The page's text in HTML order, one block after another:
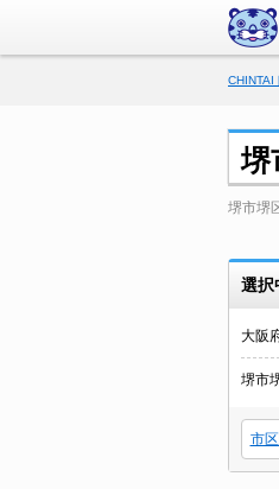
CHINTAI
堺
堺市堺
選択
大阪
堺市
市